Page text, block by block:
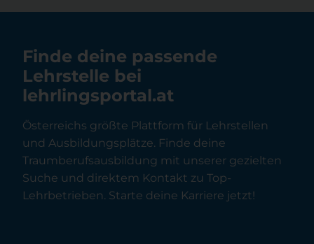
Finde deine passende
Lehrstelle bei
lehrlingsportal.at
Österreichs größte Plattform für Lehrstellen
und Ausbildungsplätze. Finde deine
Traumberufsausbildung mit unserer gezielten
Suche und direktem Kontakt zu Top-
Lehrbetrieben. Starte deine Karriere jetzt!